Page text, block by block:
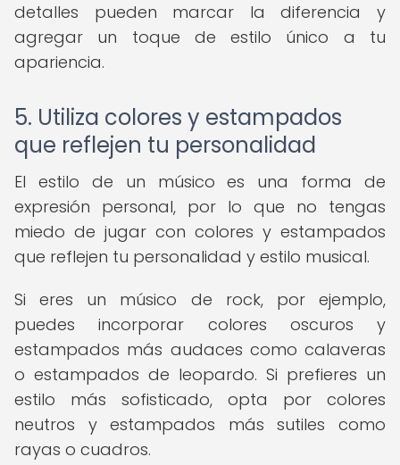
detalles pueden marcar la diferencia y
agregar un toque de estilo único a tu
apariencia.
5. Utiliza colores y estampados
que reflejen tu personalidad
El estilo de un músico es una forma de
expresión personal, por lo que no tengas
miedo de jugar con colores y estampados
que reflejen tu personalidad y estilo musical.
Si eres un músico de rock, por ejemplo,
puedes incorporar colores oscuros y
estampados más audaces como calaveras
o estampados de leopardo. Si prefieres un
estilo más sofisticado, opta por colores
neutros y estampados más sutiles como
rayas o cuadros.